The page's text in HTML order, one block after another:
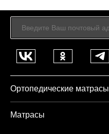
Ортопедические матрасы
Матрасы